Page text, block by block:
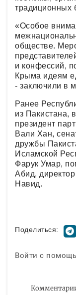
традиционных
«Особое
обществе.
и конфессий,
Крыма идеям
- заключили в
Ранее
из Пакистана,
президент
Вали Хан,
дружбы
Исламской
Фарук Умар,
Абид,
Навид.
Поделиться:
Войти с